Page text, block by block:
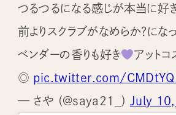
つるつるになる感じが本当に好
前よりスクラブがなめらか？に
ベンダーの香りも好き
アット
◎ pic.twitter.com/
— さや (@saya21_)
July